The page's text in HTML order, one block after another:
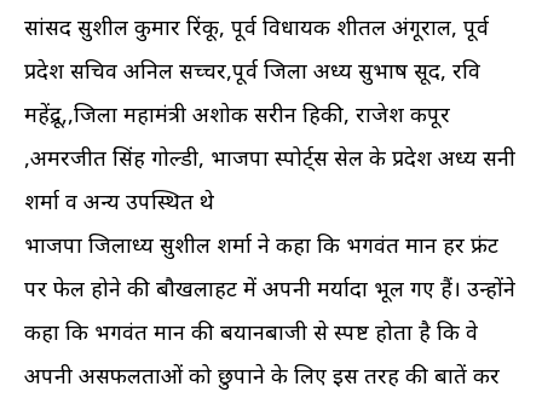
सांसद सुशील कुमार रिंकू, पूर्व विधायक शीतल अंगूराल, पूर्व
प्रदेश सचिव अनिल सच्चर,पूर्व जिला अध्यक्ष सुभाष सूद, रवि
महेंद्रू,,जिला महामंत्री अशोक सरीन हिकी, राजेश कपूर
,अमरजीत सिंह गोल्डी, भाजपा स्पोर्ट्स सेल के प्रदेश अध्यक्ष सनी
शर्मा व अन्य उपस्थित थे
भाजपा जिलाध्यक्ष सुशील शर्मा ने कहा कि भगवंत मान हर फ्रंट
पर फेल होने की बौखलाहट में अपनी मर्यादा भूल गए हैं। उन्होंने
कहा कि भगवंत मान की बयानबाजी से स्पष्ट होता है कि वे
अपनी असफलताओं को छुपाने के लिए इस तरह की बातें कर